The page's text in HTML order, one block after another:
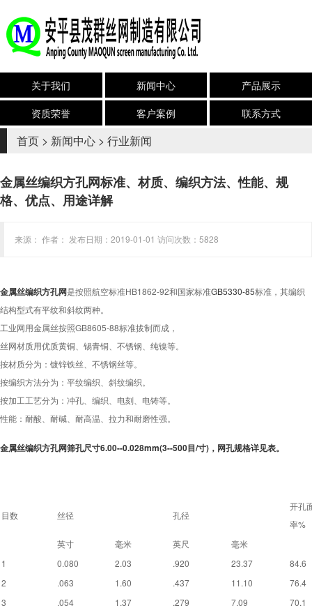
关于我们 新闻中心
产品展示
资质荣誉
客户案例 联系方式
首页 > 新闻中心 > 行业新闻
金属丝编织方孔网标准、材质、编织方法、性能、规
格、优点、用途详解
来源： 作者： 发布日期：2019-01-01 访问次数：5828
金属丝编织方孔网是按照航空标准HB1862-92和国家标准GB5330-85标准，其编织
结构型式有平纹和斜纹两种。
工业网用金属丝按照GB8605-88标准拔制而成，
丝网材质用优质黄铜、锡青铜、不锈钢、纯镍等。
按材质分为：镀锌铁丝、不锈钢丝等。
按编织方法分为：平纹编织、斜纹编织。
按加工工艺分为：冲孔、编织、电刻、电铸等。
性能：耐酸、耐碱、耐高温、拉力和耐磨性强。
金属丝编织方孔网筛孔尺寸6.00--0.028mm(3--500目/寸)，网孔规格详见表。
目数 丝径 孔径
开孔
率%
英寸
毫米 英尺
毫米
1
0.080 2.03 .920 23.37
84.6
2
.063 1.60 .437 11.10
76.4
3
.054 1.37 .279 7.09
70.1